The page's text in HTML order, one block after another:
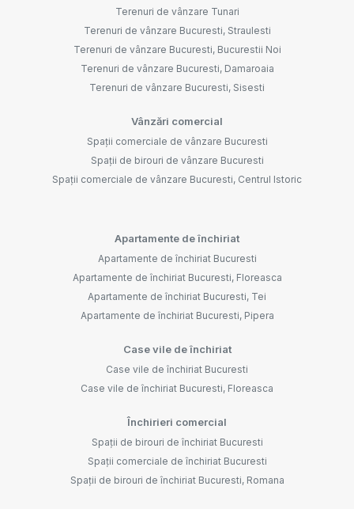
Terenuri de vânzare Tunari
Terenuri de vânzare Bucuresti, Straulesti
Terenuri de vânzare Bucuresti, Bucurestii Noi
Terenuri de vânzare Bucuresti, Damaroaia
Terenuri de vânzare Bucuresti, Sisesti
Vânzări comercial
Spații comerciale de vânzare Bucuresti
Spații de birouri de vânzare Bucuresti
Spații comerciale de vânzare Bucuresti, Centrul Istoric
Apartamente de închiriat
Apartamente de închiriat Bucuresti
Apartamente de închiriat Bucuresti, Floreasca
Apartamente de închiriat Bucuresti, Tei
Apartamente de închiriat Bucuresti, Pipera
Case vile de închiriat
Case vile de închiriat Bucuresti
Case vile de închiriat Bucuresti, Floreasca
Închirieri comercial
Spații de birouri de închiriat Bucuresti
Spații comerciale de închiriat Bucuresti
Spații de birouri de închiriat Bucuresti, Romana